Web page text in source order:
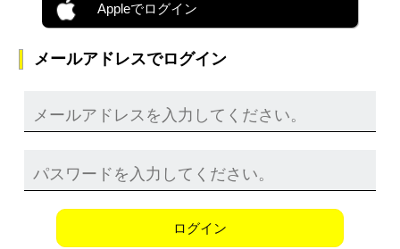
Appleでログイン
メールアドレスでログイン
ログイン